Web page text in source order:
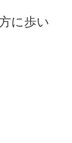
に歩い